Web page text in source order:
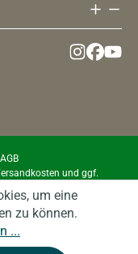
AGB
und ggf.
um eine
zu können.
...